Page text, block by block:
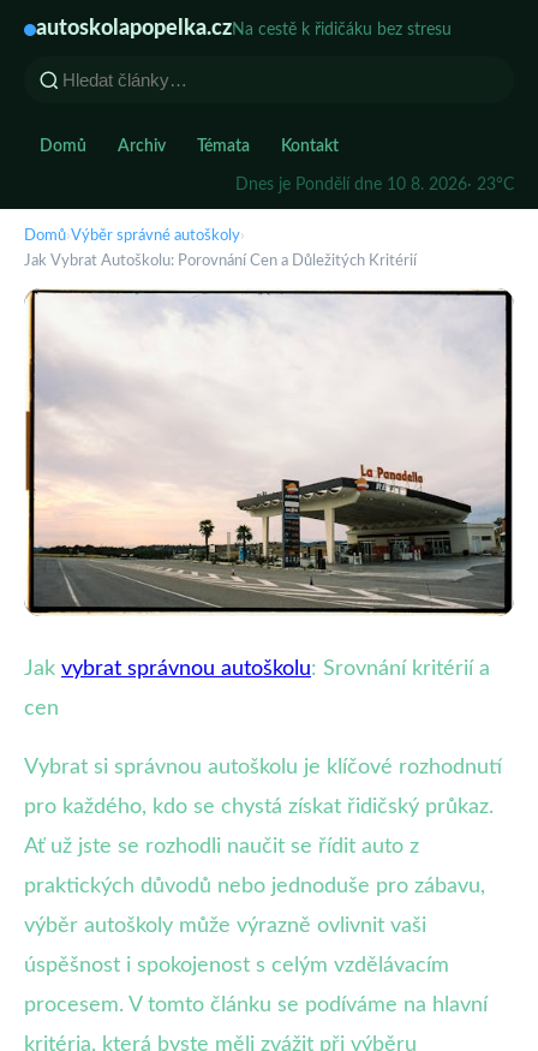
autoskolapopelka.czNa cestě k řidičáku bez stresu
Domů Archiv Témata Kontakt
Dnes je Pondělí dne 10 8. 2026· 23°C
Domů›Výběr správné autoškoly›
Jak Vybrat Autoškolu: Porovnání Cen a Důležitých Kritérií
Jak Vybrat Autoškolu: Porovnání
Cen a Důležitých Kritérií
4. 7. 2025 · 4 min čtení · Autor: Lukáš Kovář
Jak vybrat správnou autoškolu: Srovnání kritérií a
cen
Vybrat si správnou autoškolu je klíčové rozhodnutí
pro každého, kdo se chystá získat řidičský průkaz.
Ať už jste se rozhodli naučit se řídit auto z
praktických důvodů nebo jednoduše pro zábavu,
výběr autoškoly může výrazně ovlivnit vaši
úspěšnost i spokojenost s celým vzdělávacím
procesem. V tomto článku se podíváme na hlavní
kritéria, která byste měli zvážit při výběru